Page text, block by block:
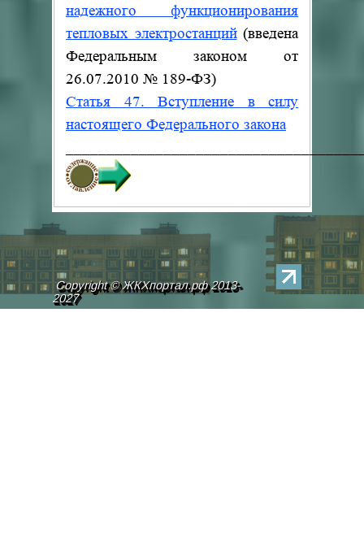
надежного функционирования
тепловых электростанций (введена
Федеральным законом от
26.07.2010 № 189-ФЗ)
Статья 47. Вступление в силу
настоящего Федерального закона
Copyright © ЖКХпортал.рф 2013-
2027